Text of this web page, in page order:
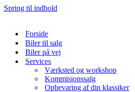
Spring til indhold
Forside
Biler til salg
Biler på vej
Services
Værksted og workshop
Kommisionssalg
Opbevaring af din klassiker